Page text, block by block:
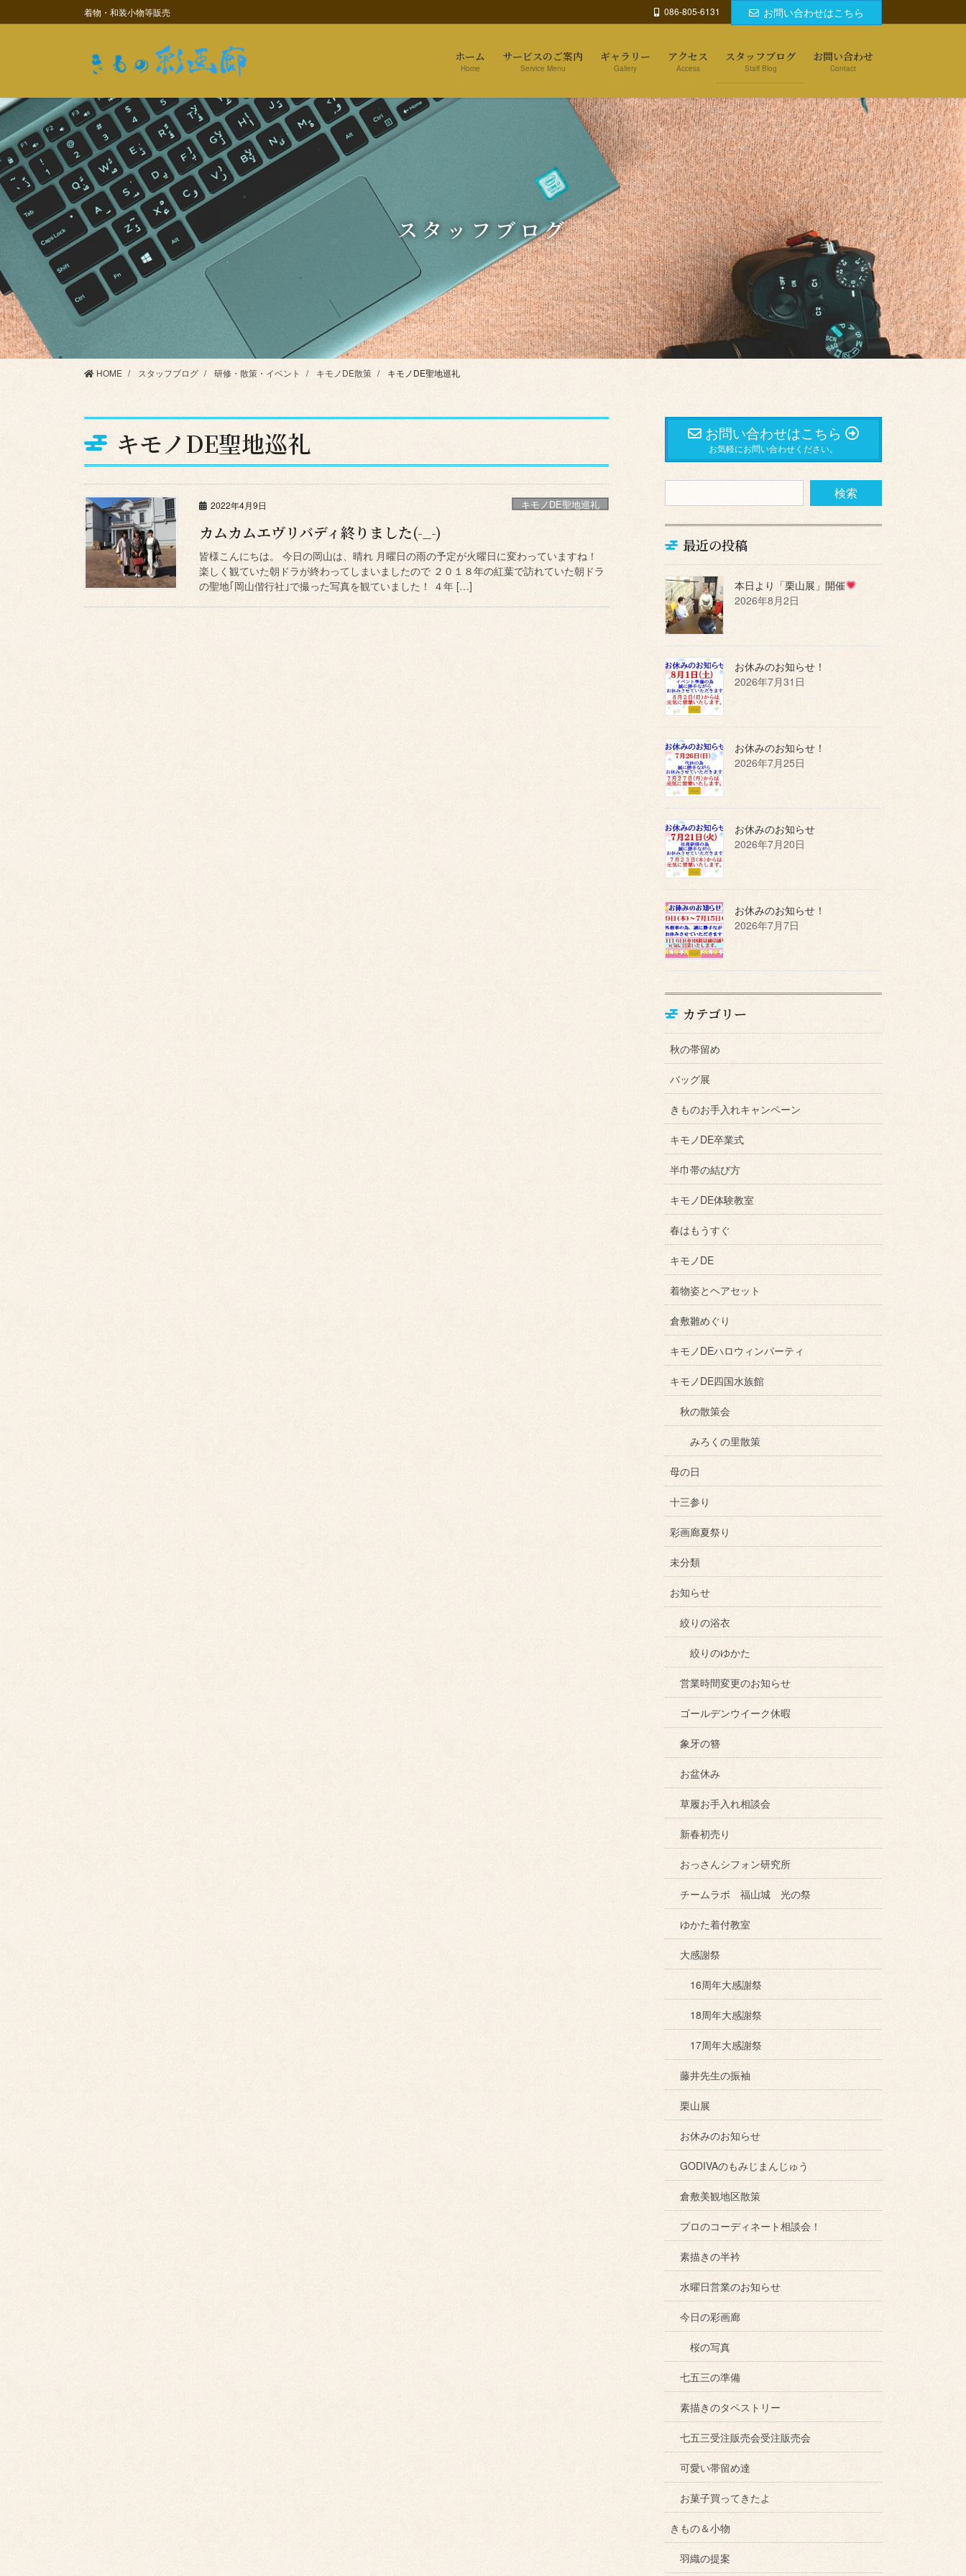
ン
に
移
ビ
ョ
ン
移
動
着物・和装小物等販売 086-805-6131 お問い合わせはこちら
ホーム
Home
サービスのご案内
Service Menu
ギャラリー
Gallery
アクセス
Access
スタッフブログ
Staff Blog
お問い合わせ
Contact
スタッフブログ
HOME スタッフブログ 研修・散策・イベント キモノDE散策 キモノDE聖地巡礼
キモノDE聖地巡礼
2022年4月9日 キモノDE聖地巡礼
カムカムエヴリバディ終りました(-_-)
皆様こんにちは。 今日の岡山は、晴れ 月曜日の雨の予定が火曜日に変わっていますね！
楽しく観ていた朝ドラが終わってしまいましたので ２０１８年の紅葉で訪れていた朝ドラ
の聖地｢岡山偕行社｣で撮った写真を観ていました！ ４年 […]
お問い合わせはこちら
お気軽にお問い合わせください。
最近の投稿
本日より「栗山展」開催
2026年8月2日
お休みのお知らせ！
2026年7月31日
お休みのお知らせ！
2026年7月25日
お休みのお知らせ
2026年7月20日
お休みのお知らせ！
2026年7月7日
カテゴリー
秋の帯留め
バッグ展
きものお手入れキャンペーン
キモノDE卒業式
半巾帯の結び方
キモノDE体験教室
春はもうすぐ
キモノDE
着物姿とヘアセット
倉敷雛めぐり
キモノDEハロウィンパーティ
キモノDE四国水族館
秋の散策会
みろくの里散策
母の日
十三参り
彩画廊夏祭り
未分類
お知らせ
絞りの浴衣
絞りのゆかた
営業時間変更のお知らせ
ゴールデンウイーク休暇
象牙の簪
お盆休み
草履お手入れ相談会
新春初売り
おっさんシフォン研究所
チームラボ 福山城 光の祭
ゆかた着付教室
大感謝祭
16周年大感謝祭
18周年大感謝祭
17周年大感謝祭
藤井先生の振袖
栗山展
お休みのお知らせ
GODIVAのもみじまんじゅう
倉敷美観地区散策
プロのコーディネート相談会！
素描きの半衿
水曜日営業のお知らせ
今日の彩画廊
桜の写真
七五三の準備
素描きのタペストリー
七五三受注販売会受注販売会
可愛い帯留め達
お菓子買ってきたよ
きもの＆小物
羽織の提案